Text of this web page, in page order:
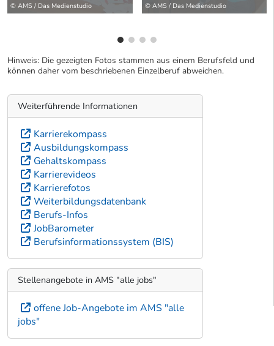
© AMS / Das Medienstudio © AMS / Das Medienstudio
Hinweis: Die gezeigten Fotos stammen aus einem Berufsfeld und
können daher vom beschriebenen Einzelberuf abweichen.
Weiterführende Informationen
Karrierekompass
Ausbildungskompass
Gehaltskompass
Karrierevideos
Karrierefotos
Weiterbildungsdatenbank
Berufs-Infos
JobBarometer
Berufsinformationssystem (BIS)
Stellenangebote in AMS "alle jobs"
offene Job-Angebote im AMS "alle
jobs"